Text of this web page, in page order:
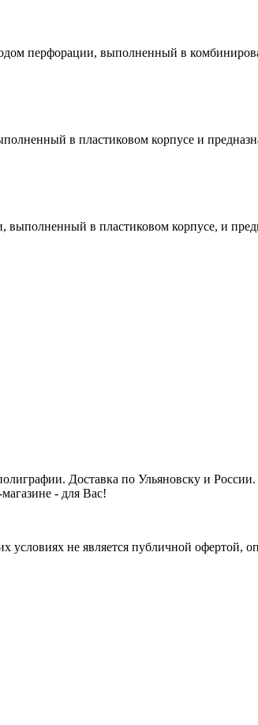
перфорации, выполненный в
в пластиковом корпусе и
в пластиковом корпусе, и
Доставка по Ульяновску и
- для Вас!
не является публичной офертой,